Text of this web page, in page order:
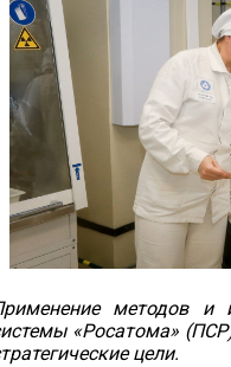
методов и
«Росатома»
цели.